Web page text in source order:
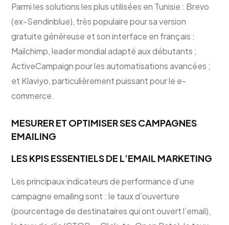
Parmi les solutions les plus utilisées en Tunisie : Brevo
(ex-Sendinblue), très populaire pour sa version
gratuite généreuse et son interface en français ;
Mailchimp, leader mondial adapté aux débutants ;
ActiveCampaign pour les automatisations avancées ;
et Klaviyo, particulièrement puissant pour le e-
commerce.
MESURER ET OPTIMISER SES CAMPAGNES
EMAILING
LES KPIS ESSENTIELS DE L’EMAIL MARKETING
Les principaux indicateurs de performance d’une
campagne emailing sont : le taux d’ouverture
(pourcentage de destinataires qui ont ouvert l’email),